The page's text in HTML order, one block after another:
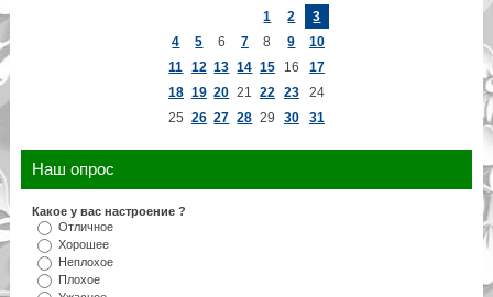
1
2
3
4
5 6 7 8 9
10
11
12 13 14 15 16
17
18 19 20 21 22 23
24
25 26 27 28 29 30 31
Наш опрос
Какое у вас настроение ?
Отличное
Хорошее
Неплохое
Плохое